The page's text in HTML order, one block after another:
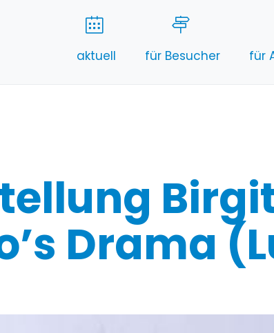
aktuell für Besucher für
Drama